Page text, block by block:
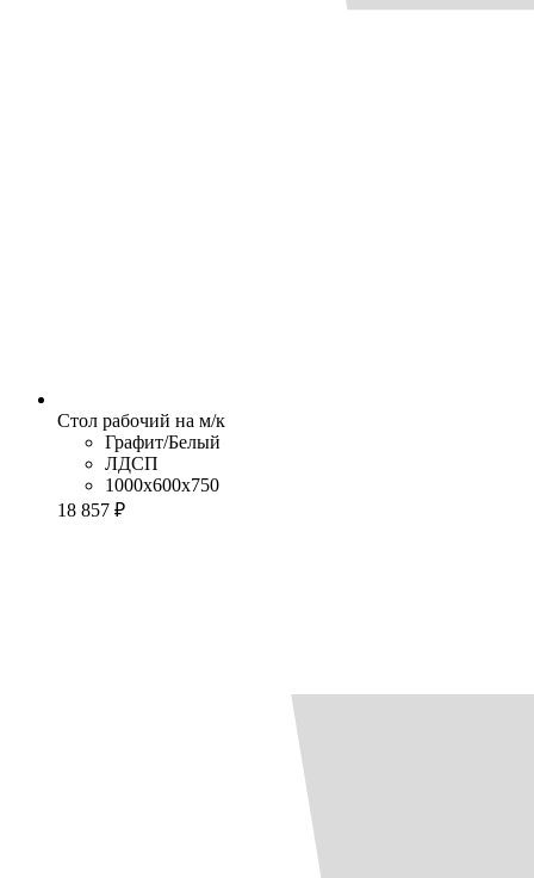
Стол рабочий на м/к
Графит/Белый
ЛДСП
1000x600x750
18 857 ₽